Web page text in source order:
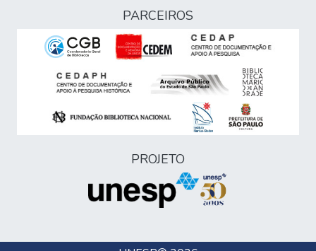
PARCEIROS
PROJETO